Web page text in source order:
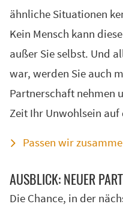
ähnliche Situationen
Kein Mensch kann
außer Sie selbst. Und
war, werden Sie auch
Partnerschaft nehmen
Zeit Ihr Unwohlsein
Passen wir
AUS­BLICK: NEU­ER
Die Chance, in der